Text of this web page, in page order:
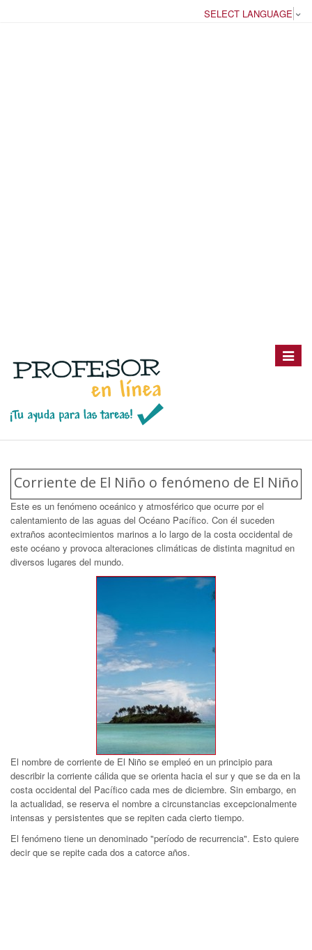
SELECT LANGUAGE
Toggle
Corriente de El Niño o fenómeno de El Niño
Este es un fenómeno oceánico y atmosférico que ocurre por el
calentamiento de las aguas del Océano Pacífico. Con él suceden
extraños acontecimientos marinos a lo largo de la costa occidental de
este océano y provoca alteraciones climáticas de distinta magnitud en
diversos lugares del mundo.
El nombre de corriente de El Niño se empleó en un principio para
describir la corriente cálida que se orienta hacia el sur y que se da en la
costa occidental del Pacífico cada mes de diciembre. Sin embargo, en
la actualidad, se reserva el nombre a circunstancias excepcionalmente
intensas y persistentes que se repiten cada cierto tiempo.
El fenómeno tiene un denominado "período de recurrencia". Esto quiere
decir que se repite cada dos a catorce años.